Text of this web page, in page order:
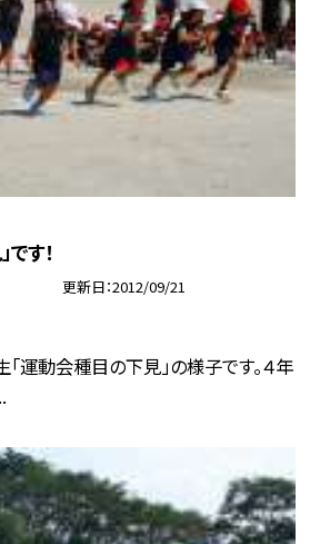
す！
更新日 2012/09/21
「運動会種目の下見」の様子です。４年